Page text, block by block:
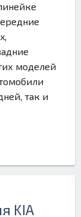
моделей
так и
KIA